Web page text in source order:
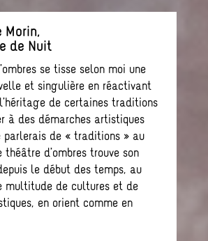
Morin,
de Nuit
se tisse selon moi une
et singulière en réactivant
de certaines traditions
à des démarches artistiques
parlerais de « traditions » au
d’ombres trouve son
le début des temps, au
multitude de cultures et de
en orient comme en